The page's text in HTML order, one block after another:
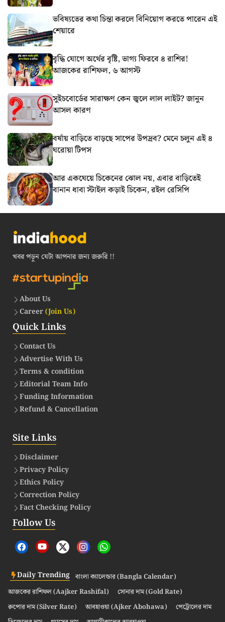
ভবিষ্যতের কথা চিন্তা করলে বিনিয়োগ করতে পারেন এই
শেয়ারে
বৃদ্ধি যোগে অর্থের বৃষ্টি, ভাগ্য ফিরবে ৪ রাশির!
আজকের রাশিফল, ৬ আগস্ট
সুইচবোর্ডের সারাক্ষণ কেন জ্বলে লাল লাইট? জানুন
আসল কারণ
বর্ষায় বাড়িতে বাড়ছে সাপের উপদ্রব? মেনে চলুন এই ৪
ঘরোয়া টিপস
আর একঘেয়ে চিকেনের ঝোল নয়, এবার বাড়িতেই
বানান ধাবা স্টাইল কড়াই চিকেন, রইল রেসিপি
খবর পড়ুন যেটা আপনার জন্য জরুরি !!
About Us
Career(Join Us)
Quick Links
Contact Us
Advertise With Us
Terms & condition
Editorial Team Info
Funding Information
Refund & Cancellation
Site Links
Disclaimer
Privacy Policy
Ethics Policy
Correction Policy
Fact Checking Policy
Follow Us
Daily Trending বাংলা ক্যালেন্ডার (Bangla Calendar)
আজকের রাশিফল (Aajker Rashifal)
সোনার দাম (Gold Rate)
রুপোর দাম (Silver Rate)
আবহাওয়া (Ajker Abohawa)
পেট্রোলের দাম